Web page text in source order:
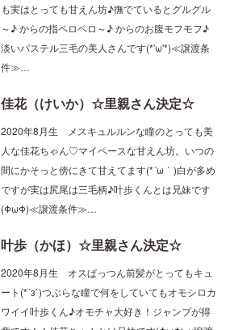
～♪ からの指ペロペロ～♪ からのお腹モフモフ♪
淡いパステル三毛の美人さんです(*'ω'*)≪譲渡条
件≫…
2020年8月生 メスキュルルンな瞳のとっても美
人な佳花ちゃん♡マイペースな甘えん坊。いつの
間にかそっと傍にきて甘えてます(*´ω｀)白が多め
ですが実は尻尾は三毛柄♪叶歩くんとは兄妹です
(ΦωΦ)≪譲渡条件≫…
2020年8月生 オスぱっつん前髪がとってもキュ
ート(*´з`)つぶらな瞳で何をしていてもオモシロカ
ワイイ叶歩くん♪オモチャ大好き！ジャンプが得
意です！！佳花ちゃんとは兄妹です(ΦωΦ)≪譲渡